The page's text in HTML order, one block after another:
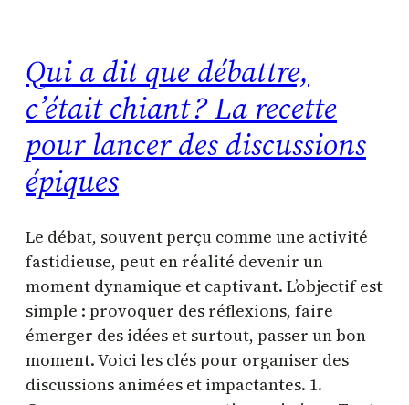
Qui a dit que débattre,
c’était chiant ? La recette
pour lancer des discussions
épiques
Le débat, souvent perçu comme une activité
fastidieuse, peut en réalité devenir un
moment dynamique et captivant. L’objectif est
simple : provoquer des réflexions, faire
émerger des idées et surtout, passer un bon
moment. Voici les clés pour organiser des
discussions animées et impactantes. 1.